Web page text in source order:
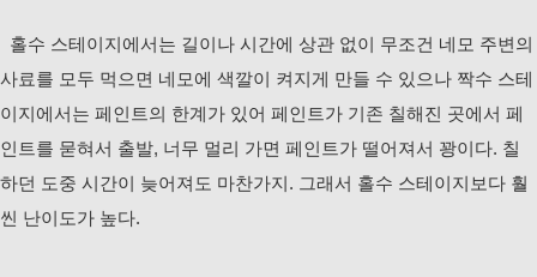
홀수 스테이지에서는 길이나 시간에 상관 없이 무조건 네모 주변의
사료를 모두 먹으면 네모에 색깔이 켜지게 만들 수 있으나 짝수 스테
이지에서는 페인트의 한계가 있어 페인트가 기존 칠해진 곳에서 페
인트를 묻혀서 출발, 너무 멀리 가면 페인트가 떨어져서 꽝이다. 칠
하던 도중 시간이 늦어져도 마찬가지. 그래서 홀수 스테이지보다 훨
씬 난이도가 높다.